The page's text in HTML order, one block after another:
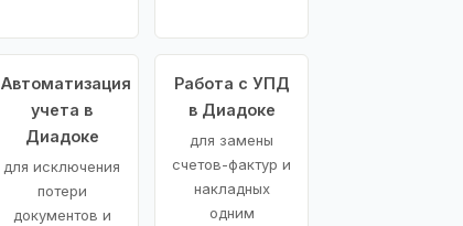
Автоматизация
учета в
Диадоке
для исключения
потери
документов и
Работа с УПД
в Диадоке
для замены
счетов-фактур и
накладных
одним